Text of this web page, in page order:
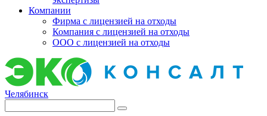
Компании
Фирма с лицензией на отходы
Компания с лицензией на отходы
ООО с лицензией на отходы
Челябинск